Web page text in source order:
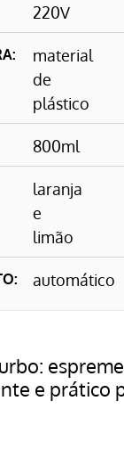
220V
material
de
plástico
800ml
laranja
e
limão
automático
e prático